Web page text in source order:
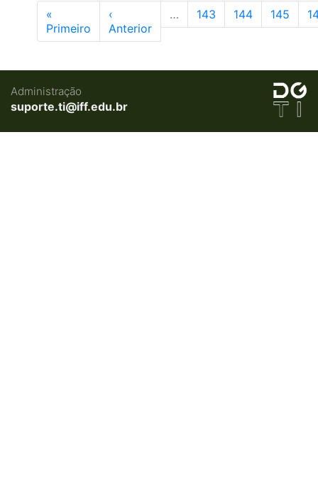
«
Primeiro
‹
Anterior
… 143 144 145
Administração
suporte.ti@iff.edu.br